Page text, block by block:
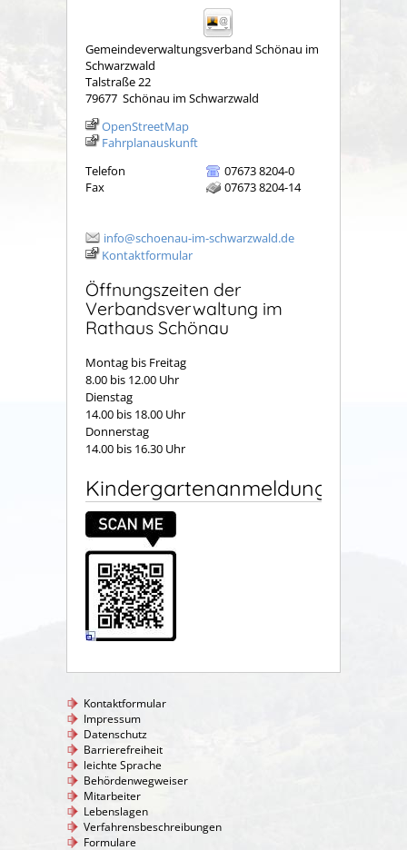
Gemeindeverwaltungsverband Schönau im
Schwarzwald
Talstraße 22
79677 Schönau im Schwarzwald
OpenStreetMap
Fahrplanauskunft
Telefon
07673 8204-0
Fax
07673 8204-14
info@schoenau-im-schwarzwald.de
Kontaktformular
Öffnungszeiten der
Verbandsverwaltung im
Rathaus Schönau
Montag bis Freitag
8.00 bis 12.00 Uhr
Dienstag
14.00 bis 18.00 Uhr
Donnerstag
14.00 bis 16.30 Uhr
Kindergartenanmeldung
Kontaktformular
Impressum
Datenschutz
Barrierefreiheit
leichte Sprache
Behördenwegweiser
Mitarbeiter
Lebenslagen
Verfahrensbeschreibungen
Formulare